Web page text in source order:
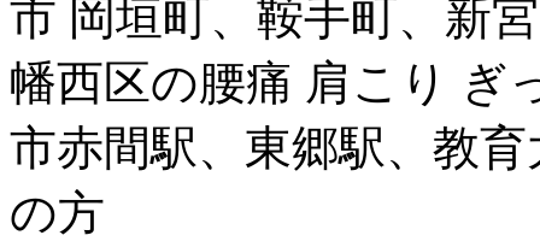
市 岡垣町、鞍手町、新
幡西区の腰痛 肩こり ぎ
市赤間駅、東郷駅、教
の方